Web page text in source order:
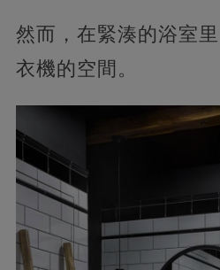
然而，在緊湊的浴室
衣機的空間。